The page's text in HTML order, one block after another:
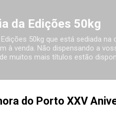
da Edições 50kg
50kg que está sediada
à venda. Não dispensando a
muitos mais títulos estão
do Porto XXV